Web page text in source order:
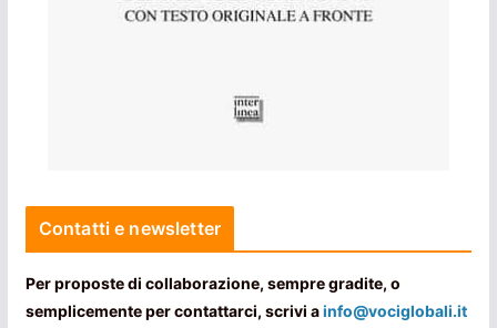
Contatti e newsletter
Per proposte di collaborazione, sempre gradite, o
semplicemente per contattarci, scrivi ainfo@vociglobali.it